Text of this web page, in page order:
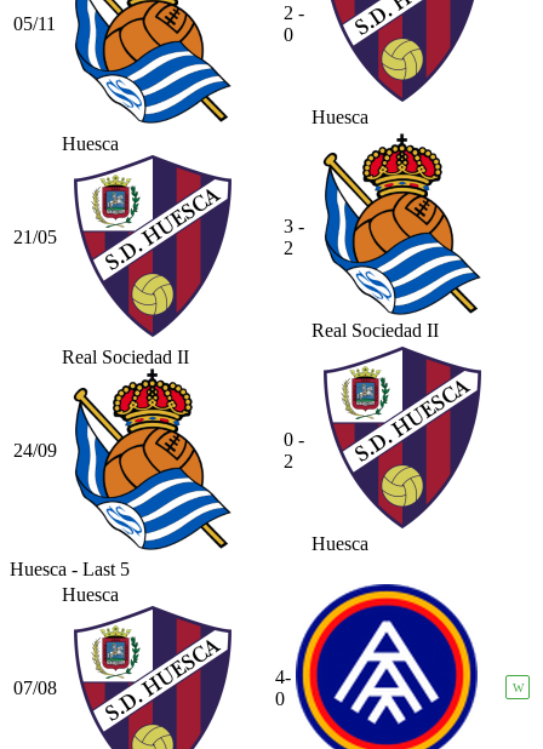
05/11
2 -
0
Huesca
21/05
Huesca
3 -
2
Real Sociedad II
24/09
Real Sociedad II
0 -
2
Huesca
Huesca - Last 5
07/08
Huesca
4-
0
W